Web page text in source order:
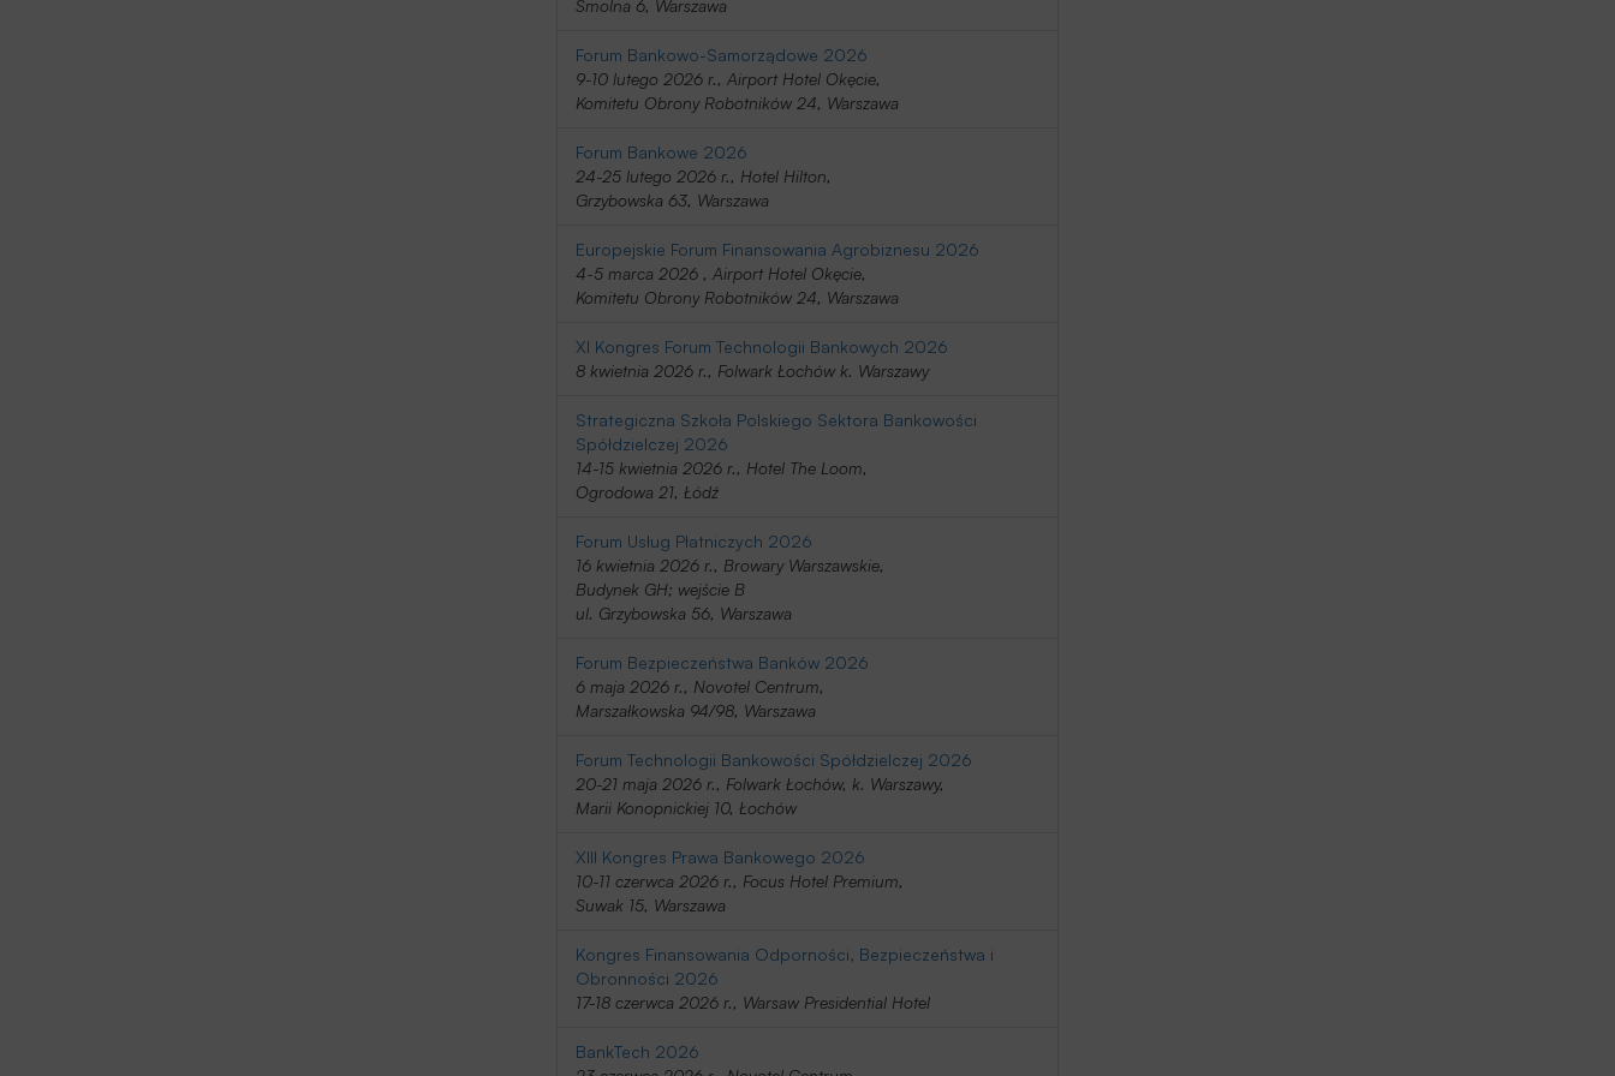
Smolna 6, Warszawa
Forum Bankowo-Samorządowe 2026
9-10 lutego 2026 r., Airport Hotel Okęcie,
Komitetu Obrony Robotników 24, Warszawa
Forum Bankowe 2026
24-25 lutego 2026 r., Hotel Hilton,
Grzybowska 63, Warszawa
Europejskie Forum Finansowania Agrobiznesu 2026
4-5 marca 2026 , Airport Hotel Okęcie,
Komitetu Obrony Robotników 24, Warszawa
XI Kongres Forum Technologii Bankowych 2026
8 kwietnia 2026 r., Folwark Łochów k. Warszawy
Strategiczna Szkoła Polskiego Sektora Bankowości
Spółdzielczej 2026
14-15 kwietnia 2026 r., Hotel The Loom,
Ogrodowa 21, Łódź
Forum Usług Płatniczych 2026
16 kwietnia 2026 r., Browary Warszawskie,
Budynek GH; wejście B
ul. Grzybowska 56, Warszawa
Forum Bezpieczeństwa Banków 2026
6 maja 2026 r., Novotel Centrum,
Marszałkowska 94/98, Warszawa
Forum Technologii Bankowości Spółdzielczej 2026
20-21 maja 2026 r., Folwark Łochów, k. Warszawy,
Marii Konopnickiej 10, Łochów
XIII Kongres Prawa Bankowego 2026
10-11 czerwca 2026 r., Focus Hotel Premium,
Suwak 15, Warszawa
Kongres Finansowania Odporności, Bezpieczeństwa i
Obronności 2026
17-18 czerwca 2026 r., Warsaw Presidential Hotel
BankTech 2026